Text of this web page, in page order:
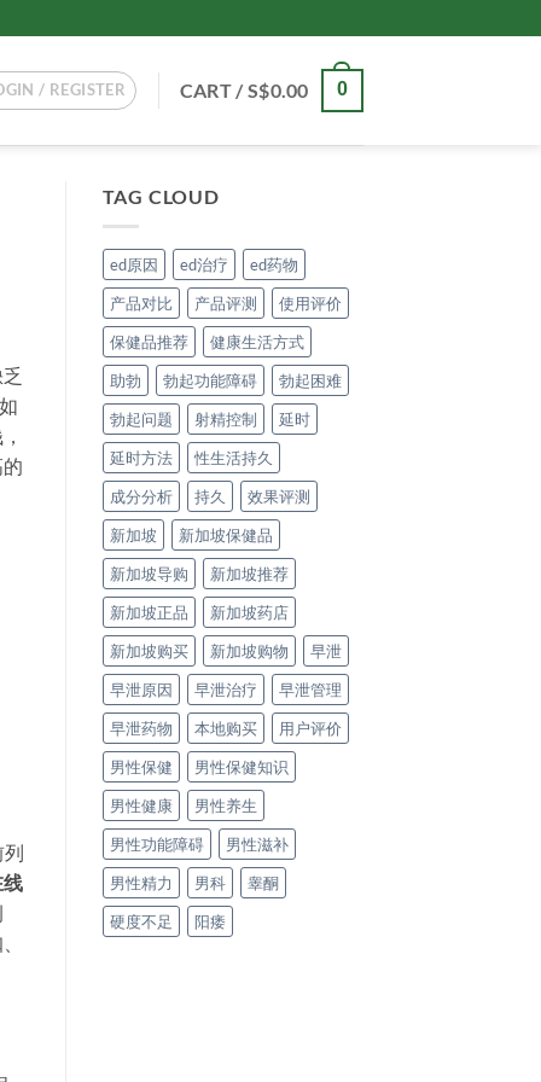
/ REGISTER CART /S$0.00 0
TAG CLOUD
ed原因 ed治疗
ed药物
产品对比
产品评测
使用评价
保健品推荐
健康生活方式
助勃
勃起功能障碍
勃起困难
勃起问题
射精控制
延时
延时方法
性生活持久
成分分析
持久
效果评测
新加坡
新加坡保健品
新加坡导购
新加坡推荐
新加坡正品
新加坡药店
新加坡购买
新加坡购物
早泄
早泄原因
早泄治疗
早泄管理
早泄药物
本地购买
用户评价
男性保健
男性保健知识
男性健康
男性养生
男性功能障碍
男性滋补
男性精力
男科
睾酮
硬度不足
阳痿